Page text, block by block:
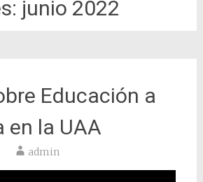
junio 2022
Educación a
en la UAA
admin